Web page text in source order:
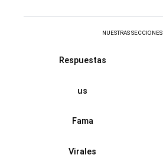
NUESTRAS SECCIONES
Respuestas
us
Fama
Virales